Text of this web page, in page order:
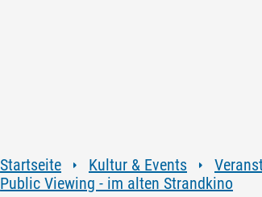
Startseite Kultur & Events
Public Viewing - im alten Strandkino